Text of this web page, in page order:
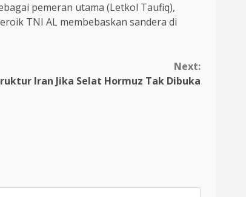
pemeran utama (Letkol Taufiq),
TNI AL membebaskan sandera di
Next:
Iran Jika Selat Hormuz Tak Dibuka